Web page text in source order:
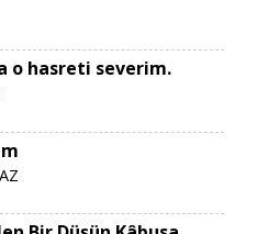
o hasreti severim.